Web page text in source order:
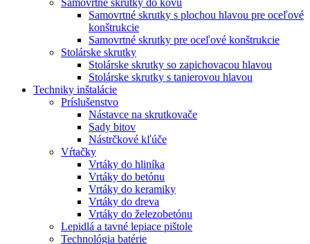
Samovrtné skrutky do kovu
Samovrtné skrutky s plochou hlavou pre oceľové
konštrukcie
Samovrtné skrutky pre oceľové konštrukcie
Stolárske skrutky
Stolárske skrutky so zapichovacou hlavou
Stolárske skrutky s tanierovou hlavou
Techniky inštalácie
Príslušenstvo
Nástavce na skrutkovače
Sady bitov
Nástrčkové kľúče
Vŕtačky
Vrtáky do hliníka
Vrtáky do betónu
Vrtáky do keramiky
Vrtáky do dreva
Vrtáky do železobetónu
Lepidlá a tavné lepiace pištole
Technológia batérie